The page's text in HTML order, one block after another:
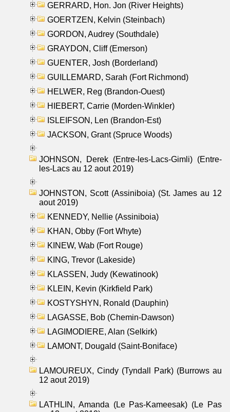
GERRARD, Hon. Jon (River Heights)
GOERTZEN, Kelvin (Steinbach)
GORDON, Audrey (Southdale)
GRAYDON, Cliff (Emerson)
GUENTER, Josh (Borderland)
GUILLEMARD, Sarah (Fort Richmond)
HELWER, Reg (Brandon-Ouest)
HIEBERT, Carrie (Morden-Winkler)
ISLEIFSON, Len (Brandon-Est)
JACKSON, Grant (Spruce Woods)
JOHNSON, Derek (Entre-les-Lacs-Gimli) (Entre-
les-Lacs au 12 aout 2019)
JOHNSTON, Scott (Assiniboia) (St. James au 12
aout 2019)
KENNEDY, Nellie (Assiniboia)
KHAN, Obby (Fort Whyte)
KINEW, Wab (Fort Rouge)
KING, Trevor (Lakeside)
KLASSEN, Judy (Kewatinook)
KLEIN, Kevin (Kirkfield Park)
KOSTYSHYN, Ronald (Dauphin)
LAGASSE, Bob (Chemin-Dawson)
LAGIMODIERE, Alan (Selkirk)
LAMONT, Dougald (Saint-Boniface)
LAMOUREUX, Cindy (Tyndall Park) (Burrows au
12 aout 2019)
LATHLIN, Amanda (Le Pas-Kameesak) (Le Pas